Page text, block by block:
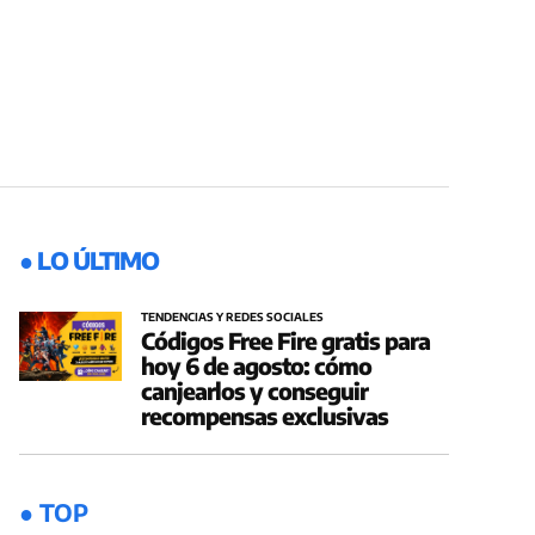
● LO ÚLTIMO
TENDENCIAS Y REDES SOCIALES
Códigos Free Fire gratis para
hoy 6 de agosto: cómo
canjearlos y conseguir
recompensas exclusivas
● TOP